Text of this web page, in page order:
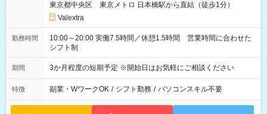
東京都中央区 東京メトロ 日本橋駅から直結（徒歩1分）
Valextra
勤務時間
10:00～20:00 実働7.5時間／休憩1.5時間 営業時間に合わせた
シフト制
期間 3か月程度の短期予定 ※開始日はお気軽にご相談ください
特徴 副業・WワークOK / シフト勤務 / パソコンスキル不要